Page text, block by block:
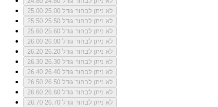
25.00
לא ניתן לבחור גודל 25.00
25.50
לא ניתן לבחור גודל 25.50
25.60
לא ניתן לבחור גודל 25.60
26.00
לא ניתן לבחור גודל 26.00
26.20
לא ניתן לבחור גודל 26.20
26.30
לא ניתן לבחור גודל 26.30
26.40
לא ניתן לבחור גודל 26.40
26.50
לא ניתן לבחור גודל 26.50
26.60
לא ניתן לבחור גודל 26.60
26.70
לא ניתן לבחור גודל 26.70